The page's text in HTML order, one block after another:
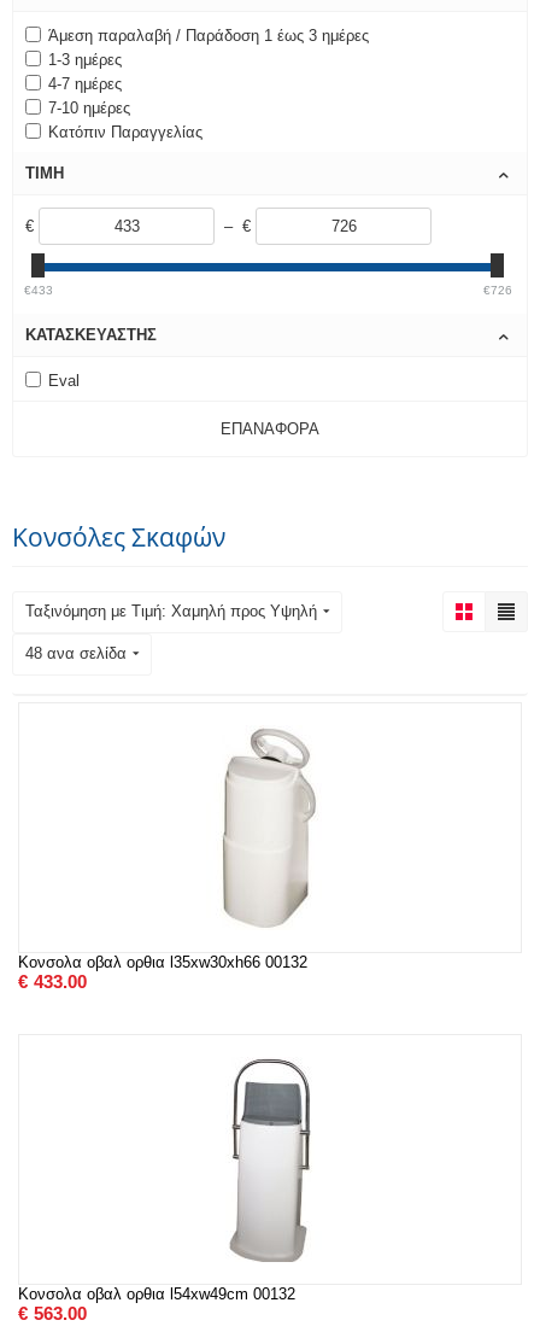
Άμεση παραλαβή / Παράδοση 1 έως 3 ημέρες
1-3 ημέρες
4-7 ημέρες
7-10 ημέρες
Κατόπιν Παραγγελίας
ΤΙΜΉ
€ – €
€433 €726
ΚΑΤΑΣΚΕΥΑΣΤΉΣ
Eval
ΕΠΑΝΑΦΟΡΆ
Κονσόλες Σκαφών
Ταξινόμηση με Τιμή: Χαμηλή προς Υψηλή
48 ανα σελίδα
Κονσολα οβαλ ορθια l35xw30xh66 00132
€ 433.00
Κονσολα οβαλ ορθια l54xw49cm 00132
€ 563.00